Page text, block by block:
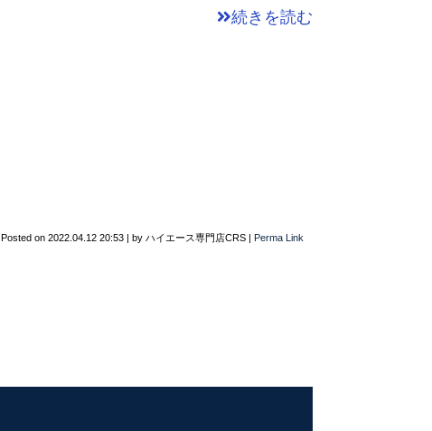
続きを読む
Posted on 2022.04.12 20:53 | by ハイエース専門店CRS | Perma Link